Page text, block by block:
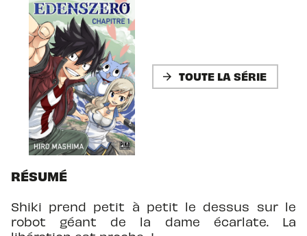
arrow_forward TOUTE LA SÉRIE
RÉSUMÉ
Shiki prend petit à petit le dessus sur le
robot géant de la dame écarlate. La